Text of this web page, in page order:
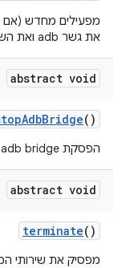
מפעילים מחדש (אם
את גשר adb ואת השירותים שתלויים בחיבורי adb.
abstract void
AdbBridge()
הפסקת adb bridge ושירותים שתלויים בחיבורי adb.
abstract void
terminate()
מפסיק את שירותי